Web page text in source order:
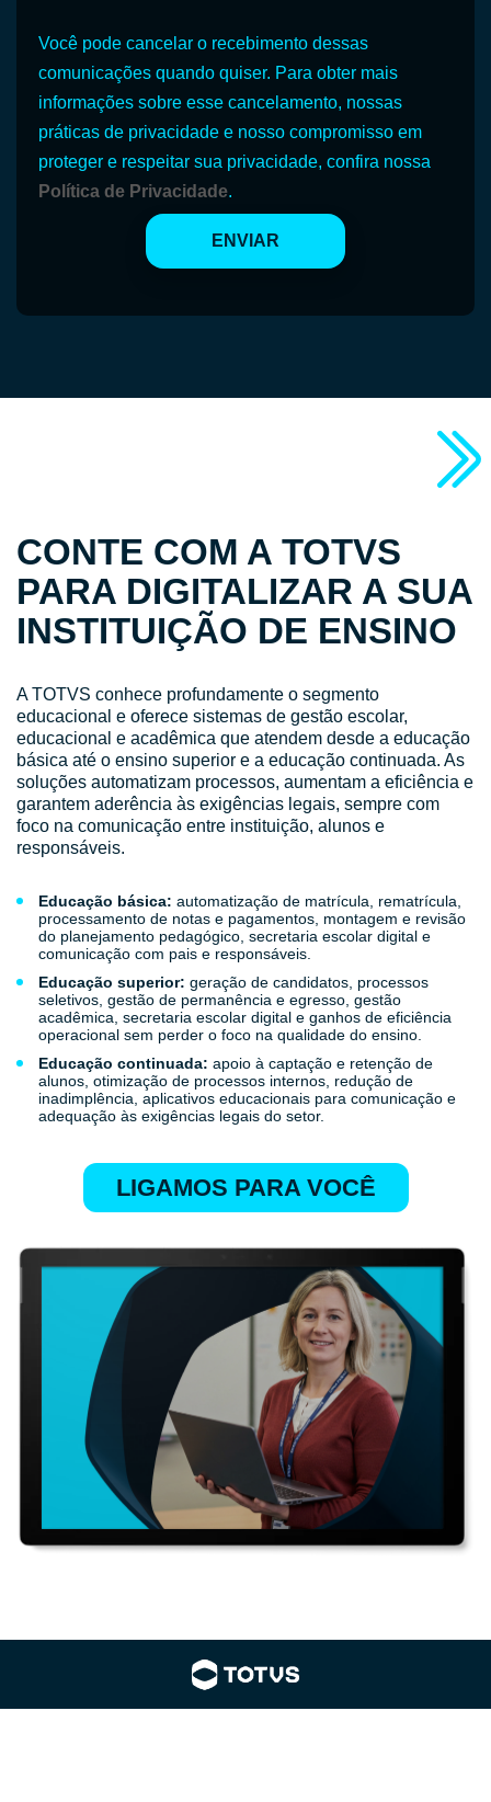
Você pode cancelar o recebimento dessas
comunicações quando quiser. Para obter mais
informações sobre esse cancelamento, nossas
práticas de privacidade e nosso compromisso em
proteger e respeitar sua privacidade, confira nossa
Política de Privacidade.
CONTE COM A TOTVS
PARA DIGITALIZAR A SUA
INSTITUIÇÃO DE ENSINO
A TOTVS conhece profundamente o segmento
educacional e oferece sistemas de gestão escolar,
educacional e acadêmica que atendem desde a educação
básica até o ensino superior e a educação continuada. As
soluções automatizam processos, aumentam a eficiência e
garantem aderência às exigências legais, sempre com
foco na comunicação entre instituição, alunos e
responsáveis.
Educação básica: automatização de matrícula, rematrícula,
processamento de notas e pagamentos, montagem e revisão
do planejamento pedagógico, secretaria escolar digital e
comunicação com pais e responsáveis.
Educação superior: geração de candidatos, processos
seletivos, gestão de permanência e egresso, gestão
acadêmica, secretaria escolar digital e ganhos de eficiência
operacional sem perder o foco na qualidade do ensino.
Educação continuada: apoio à captação e retenção de
alunos, otimização de processos internos, redução de
inadimplência, aplicativos educacionais para comunicação e
adequação às exigências legais do setor.
LIGAMOS PARA VOCÊ